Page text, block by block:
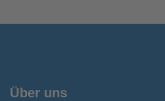
Über uns